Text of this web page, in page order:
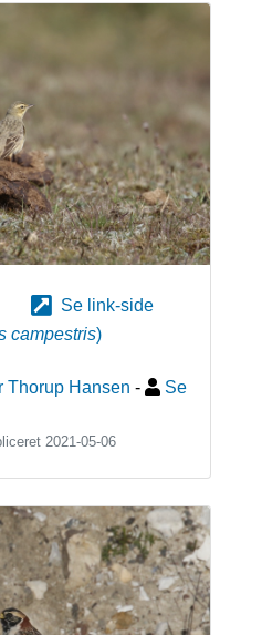
Se link-side
campestris)
Thorup Hansen -
Se
2021-05-06